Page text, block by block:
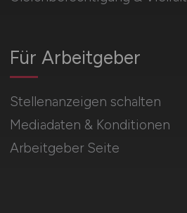
Für Arbeitgeber
Stellenanzeigen schalten
Mediadaten & Konditionen
Arbeitgeber Seite